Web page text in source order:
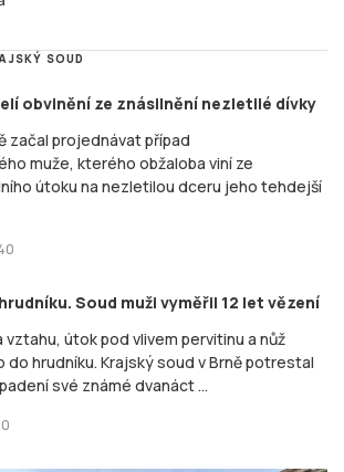
SOUD
obvinění ze znásilnění nezletilé dívky
začal projednávat případ
muže, kterého obžaloba viní ze
útoku na nezletilou dceru jeho tehdejší
Soud muži vyměřil 12 let vězení
útok pod vlivem pervitinu a nůž
do hrudníku. Krajský soud v Brně potrestal
své známé dvanáct ...